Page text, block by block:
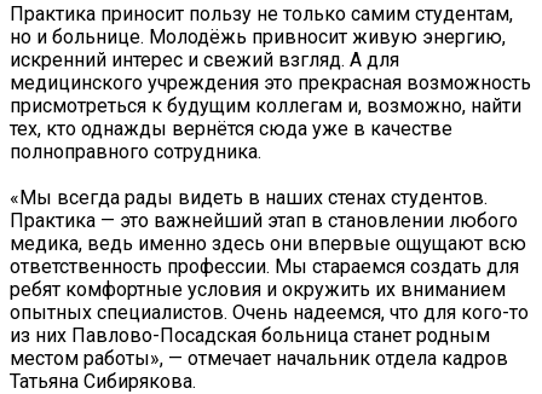
Практика приносит пользу не только самим студентам,
но и больнице. Молодёжь привносит живую энергию,
искренний интерес и свежий взгляд. А для
медицинского учреждения это прекрасная возможность
присмотреться к будущим коллегам и, возможно, найти
тех, кто однажды вернётся сюда уже в качестве
полноправного сотрудника.
«Мы всегда рады видеть в наших стенах студентов.
Практика — это важнейший этап в становлении любого
медика, ведь именно здесь они впервые ощущают всю
ответственность профессии. Мы стараемся создать для
ребят комфортные условия и окружить их вниманием
опытных специалистов. Очень надеемся, что для кого-то
из них Павлово-Посадская больница станет родным
местом работы», — отмечает начальник отдела кадров
Татьяна Сибирякова.